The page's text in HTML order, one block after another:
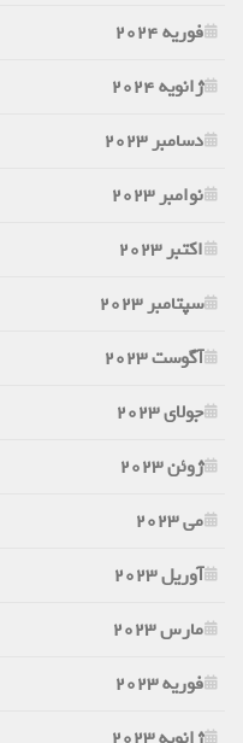
فوریه 2024
ژانویه 2024
دسامبر 2023
نوامبر 2023
اکتبر 2023
سپتامبر 2023
آگوست 2023
جولای 2023
ژوئن 2023
می 2023
آوریل 2023
مارس 2023
فوریه 2023